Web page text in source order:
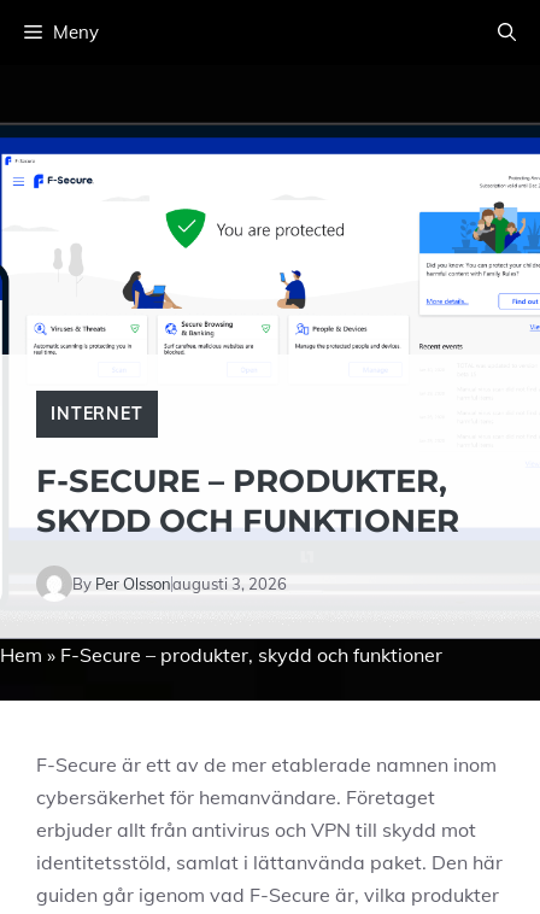
Meny
INTERNET
F-SECURE – PRODUKTER,
SKYDD OCH FUNKTIONER
By Per Olssonaugusti 3, 2026
Hem » F-Secure – produkter, skydd och funktioner
F-Secure är ett av de mer etablerade namnen inom
cybersäkerhet för hemanvändare. Företaget
erbjuder allt från antivirus och VPN till skydd mot
identitetsstöld, samlat i lättanvända paket. Den här
guiden går igenom vad F-Secure är, vilka produkter